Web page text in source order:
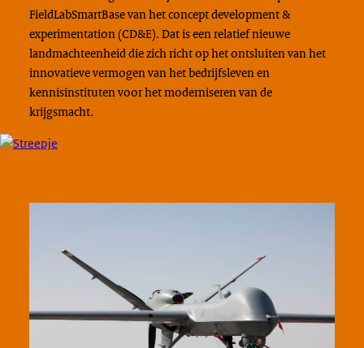
FieldLabSmartBase van het concept development &
experimentation (CD&E). Dat is een relatief nieuwe
landmachteenheid die zich richt op het ontsluiten van het
innovatieve vermogen van het bedrijfsleven en
kennisinstituten voor het moderniseren van de
krijgsmacht.